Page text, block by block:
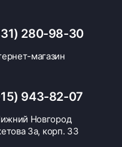
280-98-30
магазин
943-82-07
Новгород
3а, корп. 33